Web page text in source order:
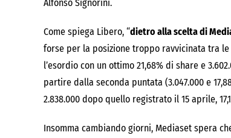
Alfonso Signorini.
Come spiega Libero, “dietro alla scelta di
forse per la posizione troppo ravvicinata tra
l’esordio con un ottimo 21,68% di share e
partire dalla seconda puntata (3.047.000 e
2.838.000 dopo quello registrato il 15 aprile,
Insomma cambiando giorni, Mediaset spera